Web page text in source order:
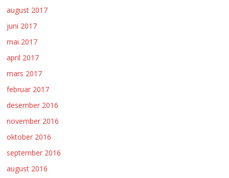
august 2017
juni 2017
mai 2017
april 2017
mars 2017
februar 2017
desember 2016
november 2016
oktober 2016
september 2016
august 2016